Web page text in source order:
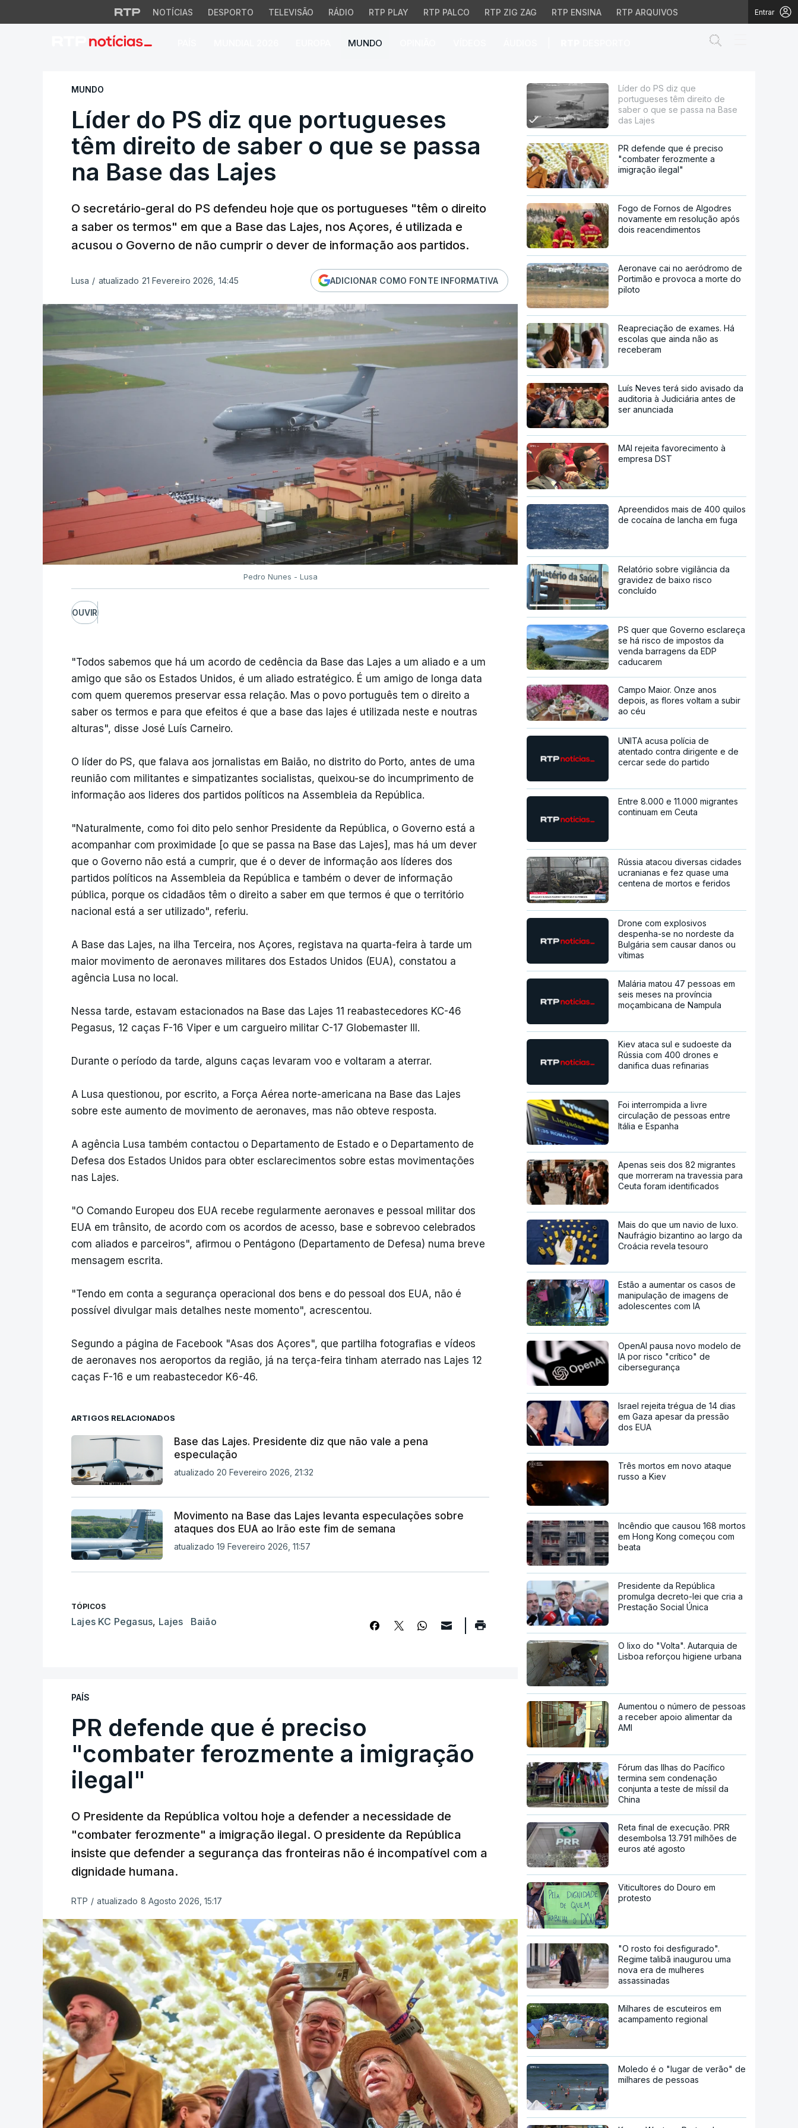
NOTÍCIAS DESPORTO TELEVISÃO RÁDIO RTP PLAY RTP PALCO RTP ZIG ZAG RTP ENSINA RTP ARQUIVOS Entrar
MUNDO
Líder do PS diz que portugueses têm direito de saber o que se
MUNDO
Líder do PS diz que portugueses
têm direito de saber o que se passa
na Base das Lajes
O secretário-geral do PS defendeu hoje que os portugueses "têm o direito
a saber os termos" em que a Base das Lajes, nos Açores, é utilizada e
acusou o Governo de não cumprir o dever de informação aos partidos.
Lusa / atualizado 21 Fevereiro 2026, 14:45 ADICIONAR COMO FONTE INFORMATIVA
Pedro Nunes - Lusa
OUVIR
"Todos sabemos que há um acordo de cedência da Base das Lajes a um aliado e a um
amigo que são os Estados Unidos, é um aliado estratégico. É um amigo de longa data
com quem queremos preservar essa relação. Mas o povo português tem o direito a
saber os termos e para que efeitos é que a base das lajes é utilizada neste e noutras
alturas", disse José Luís Carneiro.
O líder do PS, que falava aos jornalistas em Baião, no distrito do Porto, antes de uma
reunião com militantes e simpatizantes socialistas, queixou-se do incumprimento de
informação aos lideres dos partidos políticos na Assembleia da República.
"Naturalmente, como foi dito pelo senhor Presidente da República, o Governo está a
acompanhar com proximidade [o que se passa na Base das Lajes], mas há um dever
que o Governo não está a cumprir, que é o dever de informação aos líderes dos
partidos políticos na Assembleia da República e também o dever de informação
pública, porque os cidadãos têm o direito a saber em que termos é que o território
nacional está a ser utilizado", referiu.
A Base das Lajes, na ilha Terceira, nos Açores, registava na quarta-feira à tarde um
maior movimento de aeronaves militares dos Estados Unidos (EUA), constatou a
agência Lusa no local.
Nessa tarde, estavam estacionados na Base das Lajes 11 reabastecedores KC-46
Pegasus, 12 caças F-16 Viper e um cargueiro militar C-17 Globemaster III.
Durante o período da tarde, alguns caças levaram voo e voltaram a aterrar.
A Lusa questionou, por escrito, a Força Aérea norte-americana na Base das Lajes
sobre este aumento de movimento de aeronaves, mas não obteve resposta.
A agência Lusa também contactou o Departamento de Estado e o Departamento de
Defesa dos Estados Unidos para obter esclarecimentos sobre estas movimentações
nas Lajes.
"O Comando Europeu dos EUA recebe regularmente aeronaves e pessoal militar dos
EUA em trânsito, de acordo com os acordos de acesso, base e sobrevoo celebrados
com aliados e parceiros", afirmou o Pentágono (Departamento de Defesa) numa breve
mensagem escrita.
"Tendo em conta a segurança operacional dos bens e do pessoal dos EUA, não é
possível divulgar mais detalhes neste momento", acrescentou.
Segundo a página de Facebook "Asas dos Açores", que partilha fotografias e vídeos
de aeronaves nos aeroportos da região, já na terça-feira tinham aterrado nas Lajes 12
caças F-16 e um reabastecedor K6-46.
ARTIGOS RELACIONADOS
Base das Lajes. Presidente diz que não vale a pena
especulação
atualizado 20 Fevereiro 2026, 21:32
Movimento na Base das Lajes levanta especulações sobre
ataques dos EUA ao Irão este fim de semana
atualizado 19 Fevereiro 2026, 11:57
TÓPICOS
Lajes KC Pegasus, Lajes Baião
PAÍS
PR defende que é preciso
"combater ferozmente a imigração
ilegal"
O Presidente da República voltou hoje a defender a necessidade de
"combater ferozmente" a imigração ilegal. O presidente da República
insiste que defender a segurança das fronteiras não é incompatível com a
dignidade humana.
RTP / atualizado 8 Agosto 2026, 15:17
Líder do PS diz que
portugueses têm direito de
saber o que se passa na Base
das Lajes
PR defende que é preciso
"combater ferozmente a
imigração ilegal"
Fogo de Fornos de Algodres
novamente em resolução após
dois reacendimentos
Aeronave cai no aeródromo de
Portimão e provoca a morte do
piloto
Reapreciação de exames. Há
escolas que ainda não as
receberam
Luís Neves terá sido avisado da
auditoria à Judiciária antes de
ser anunciada
MAI rejeita favorecimento à
empresa DST
Apreendidos mais de 400 quilos
de cocaína de lancha em fuga
Relatório sobre vigilância da
gravidez de baixo risco
concluído
PS quer que Governo esclareça
se há risco de impostos da
venda barragens da EDP
caducarem
Campo Maior. Onze anos
depois, as flores voltam a subir
ao céu
UNITA acusa polícia de
atentado contra dirigente e de
cercar sede do partido
Entre 8.000 e 11.000 migrantes
continuam em Ceuta
Rússia atacou diversas cidades
ucranianas e fez quase uma
centena de mortos e feridos
Drone com explosivos
despenha-se no nordeste da
Bulgária sem causar danos ou
vítimas
Malária matou 47 pessoas em
seis meses na província
moçambicana de Nampula
Kiev ataca sul e sudoeste da
Rússia com 400 drones e
danifica duas refinarias
Foi interrompida a livre
circulação de pessoas entre
Itália e Espanha
Apenas seis dos 82 migrantes
que morreram na travessia para
Ceuta foram identificados
Mais do que um navio de luxo.
Naufrágio bizantino ao largo da
Croácia revela tesouro
Estão a aumentar os casos de
manipulação de imagens de
adolescentes com IA
OpenAI pausa novo modelo de
IA por risco "crítico" de
cibersegurança
Israel rejeita trégua de 14 dias
em Gaza apesar da pressão
dos EUA
Três mortos em novo ataque
russo a Kiev
Incêndio que causou 168 mortos
em Hong Kong começou com
beata
Presidente da República
promulga decreto-lei que cria a
Prestação Social Única
O lixo do "Volta". Autarquia de
Lisboa reforçou higiene urbana
Aumentou o número de pessoas
a receber apoio alimentar da
AMI
Fórum das Ilhas do Pacífico
termina sem condenação
conjunta a teste de míssil da
China
Reta final de execução. PRR
desembolsa 13.791 milhões de
euros até agosto
Viticultores do Douro em
protesto
"O rosto foi desfigurado".
Regime talibã inaugurou uma
nova era de mulheres
assassinadas
Milhares de escuteiros em
acampamento regional
Moledo é o "lugar de verão" de
milhares de pessoas